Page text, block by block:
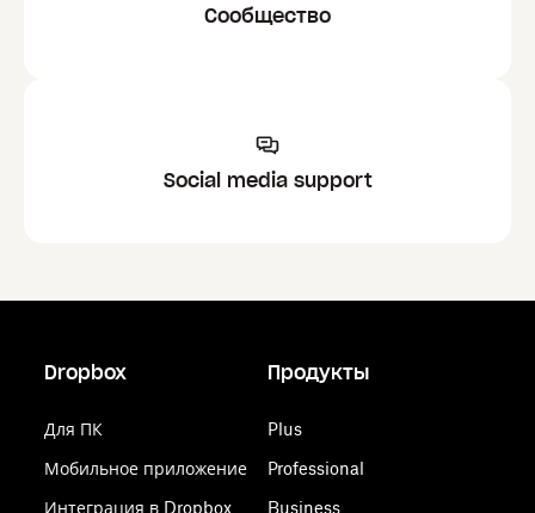
Сообщество
Social media support
Dropbox
Для ПК
Мобильное приложение
Интеграция в Dropbox
Продукты
Plus
Professional
Business